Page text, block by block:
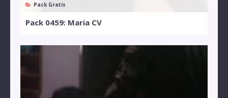
Pack Gratis
Pack 0459: Maria CV